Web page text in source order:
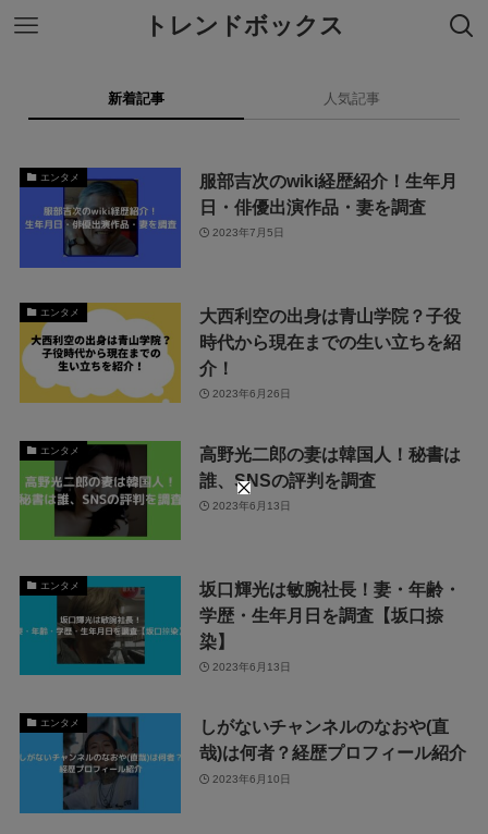
トレンドボックス
新着記事 人気記事
エンタメ
服部吉次のwiki経歴紹介！生年月
日・俳優出演作品・妻を調査
2023年7月5日
エンタメ
大西利空の出身は青山学院？子役
時代から現在までの生い立ちを紹
介！
2023年6月26日
エンタメ
高野光二郎の妻は韓国人！秘書は
誰、SNSの評判を調査
2023年6月13日
エンタメ
坂口輝光は敏腕社長！妻・年齢・
学歴・生年月日を調査【坂口捺
染】
2023年6月13日
エンタメ
しがないチャンネルのなおや(直
哉)は何者？経歴プロフィール紹介
2023年6月10日